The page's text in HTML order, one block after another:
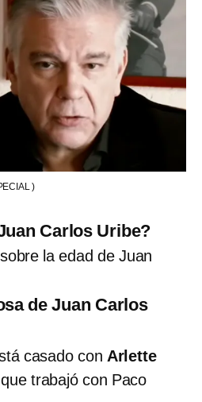
)
Carlos Uribe?
la edad de Juan
de Juan Carlos
casado con Arlette
trabajó con Paco